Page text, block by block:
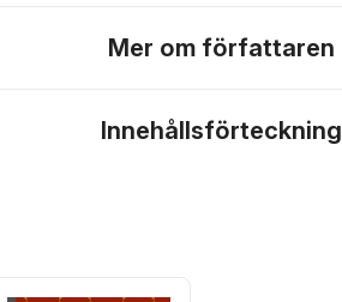
Mer om författaren
Innehållsförteckning